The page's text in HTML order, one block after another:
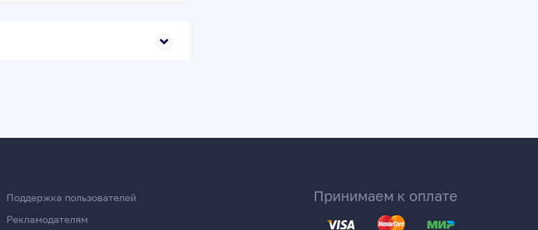
Поддержка пользователей
Рекламодателям
Принимаем к оплате